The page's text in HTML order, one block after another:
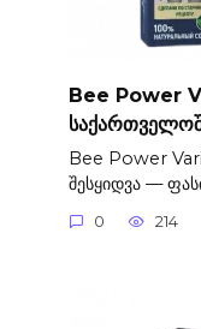
Bee Power
Bee Power
შესყიდვა —
0 214